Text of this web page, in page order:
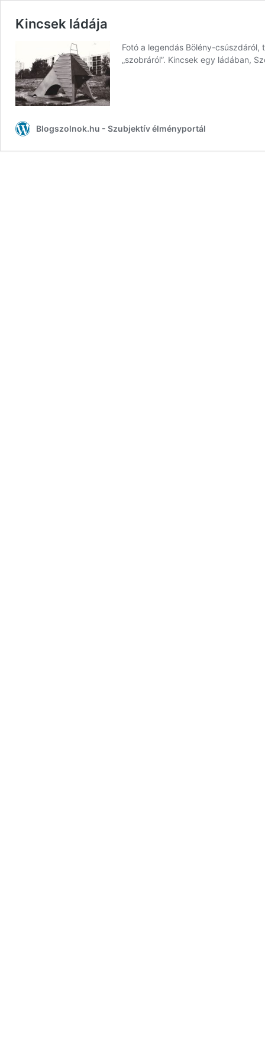
Kincsek ládája
Fotó a legendás Bölény-
„szobráról”. Kincsek egy ládában,
Blogszolnok.hu - Szubjektív élményportál